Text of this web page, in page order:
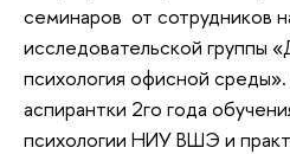
семинаров от сотрудников
исследовательской группы
психология офисной
аспирантки 2го года
психологии НИУ ВШЭ и